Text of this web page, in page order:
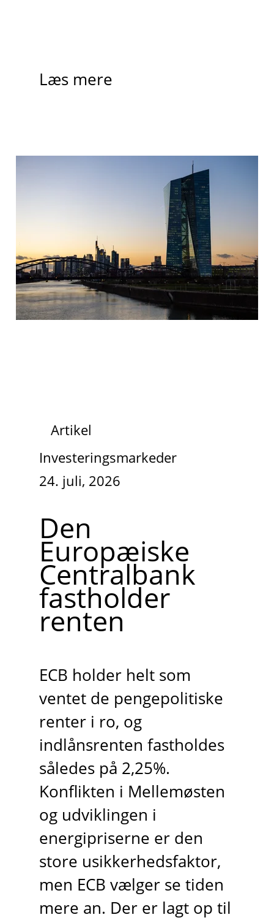
Læs mere
Artikel
Investeringsmarkeder
24. juli, 2026
Den
Europæiske
Centralbank
fastholder
renten
ECB holder helt som
ventet de pengepolitiske
renter i ro, og
indlånsrenten fastholdes
således på 2,25%.
Konflikten i Mellemøsten
og udviklingen i
energipriserne er den
store usikkerhedsfaktor,
men ECB vælger se tiden
mere an. Der er lagt op til